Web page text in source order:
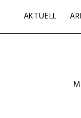
AKTUELL